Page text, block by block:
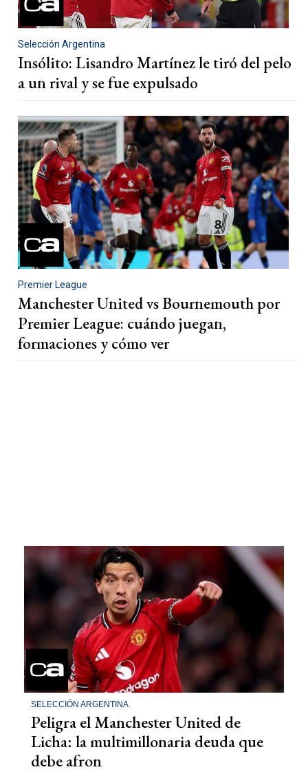
Selección Argentina
Insólito: Lisandro Martínez le tiró del pelo
a un rival y se fue expulsado
Premier League
Manchester United vs Bournemouth por
Premier League: cuándo juegan,
formaciones y cómo ver
SELECCIÓN ARGENTINA
Peligra el Manchester United de
Licha: la multimillonaria deuda que
debe afron